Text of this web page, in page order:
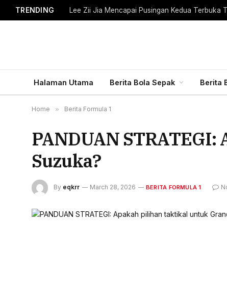
TRENDING Lee Zii Jia Mencapai Pusingan Kedua Terbuka
Halaman Utama Berita Bola Sepak Berita
Home » Berita Formula 1
PANDUAN
Suzuka?
By eqkrr March 28, 2026 BERITA FORMULA 1